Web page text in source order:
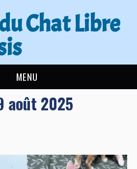
Chat Libre
MENU
août 2025